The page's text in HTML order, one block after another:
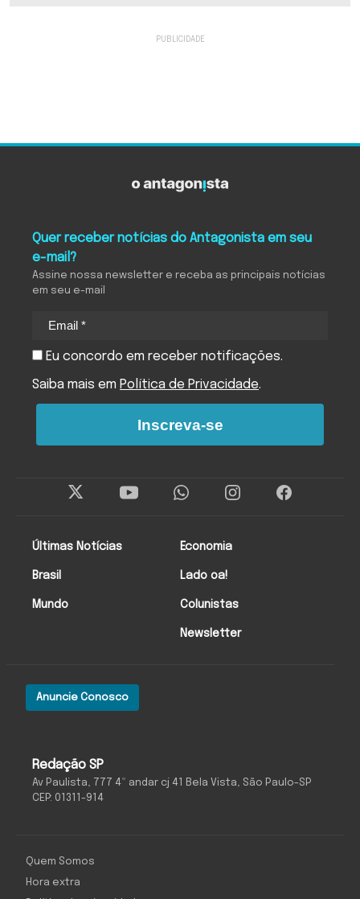
Redação SP
Av Paulista, 777 4º andar cj 41 Bela Vista, São Paulo-SP
CEP: 01311-914
Anuncie Conosco
Últimas Notícias
Brasil
Mundo
Economia
Lado oa!
Colunistas
Newsletter
Quer receber notícias do Antagonista em seu
e-mail?
Assine nossa newsletter e receba as principais notícias
em seu e-mail
Eu concordo em receber notificações.
Saiba mais em Política de Privacidade.
Inscreva-se
Quem Somos
Hora extra